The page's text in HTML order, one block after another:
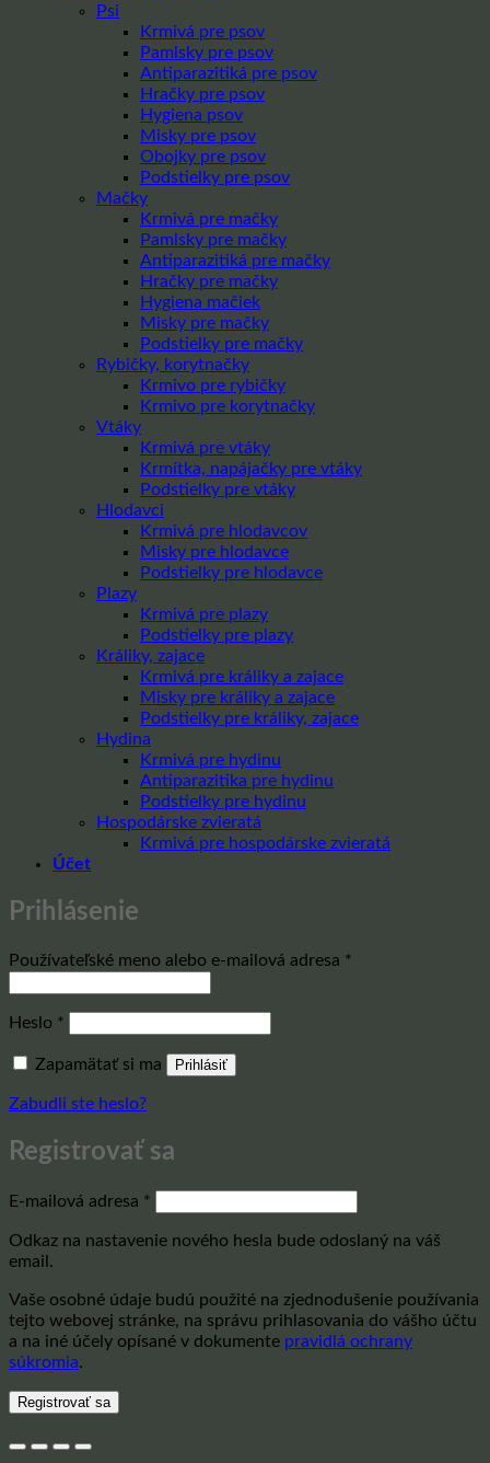
Psi
Krmivá pre psov
Pamlsky pre psov
Antiparazitiká pre psov
Hračky pre psov
Hygiena psov
Misky pre psov
Obojky pre psov
Podstielky pre psov
Mačky
Krmivá pre mačky
Pamlsky pre mačky
Antiparazitiká pre mačky
Hračky pre mačky
Hygiena mačiek
Misky pre mačky
Podstielky pre mačky
Rybičky, korytnačky
Krmivo pre rybičky
Krmivo pre korytnačky
Vtáky
Krmivá pre vtáky
Krmítka, napájačky pre vtáky
Podstielky pre vtáky
Hlodavci
Krmivá pre hlodavcov
Misky pre hlodavce
Podstielky pre hlodavce
Plazy
Krmivá pre plazy
Podstielky pre plazy
Králiky, zajace
Krmivá pre králiky a zajace
Misky pre králiky a zajace
Podstielky pre králiky, zajace
Hydina
Krmivá pre hydinu
Antiparazitika pre hydinu
Podstielky pre hydinu
Hospodárske zvieratá
Krmivá pre hospodárske zvieratá
Účet
Prihlásenie
Používateľské meno alebo e-mailová adresa *
Heslo *
Zapamätať si ma Prihlásiť
Zabudli ste heslo?
Registrovať sa
E-mailová adresa *
Odkaz na nastavenie nového hesla bude odoslaný na váš
email.
Vaše osobné údaje budú použité na zjednodušenie používania
tejto webovej stránke, na správu prihlasovania do vášho účtu
a na iné účely opísané v dokumente pravidlá ochrany
súkromia.
Registrovať sa